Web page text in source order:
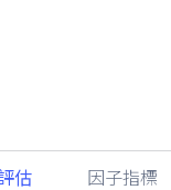
估 因子指標